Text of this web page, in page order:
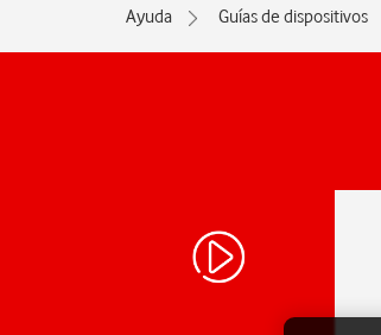
Ayuda Guías de dispositivos